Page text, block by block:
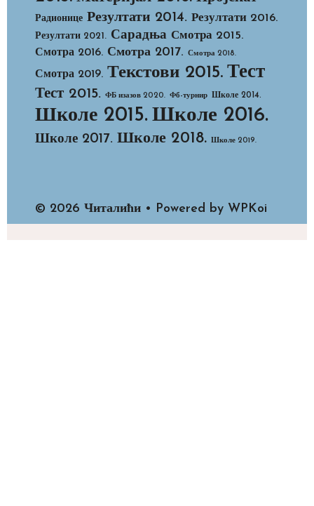
Радионице Резултати 2014. Резултати 2016.
Резултати 2021. Сарадња Смотра 2015.
Смотра 2016. Смотра 2017. Смотра 2018.
Смотра 2019. Текстови 2015. Тест
Тест 2015. ФБ изазов 2020. Фб-турнир Школе 2014.
Школе 2015. Школе 2016.
Школе 2017. Школе 2018. Школе 2019.
© 2026 Читалићи • Powered by WPKoi